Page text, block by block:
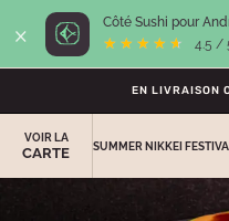
× Côté Sushi pour
★★★★★
★★★★★ 4.5 /
EN LIVRAISON
VOIR LA
CARTE SUMMER NIKKEI